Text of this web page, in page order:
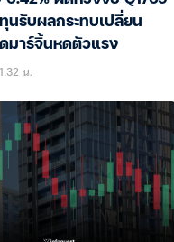
นรับผลกระทบเปลี่ยน
มาร์จิ้นหดตัวแรง
น.